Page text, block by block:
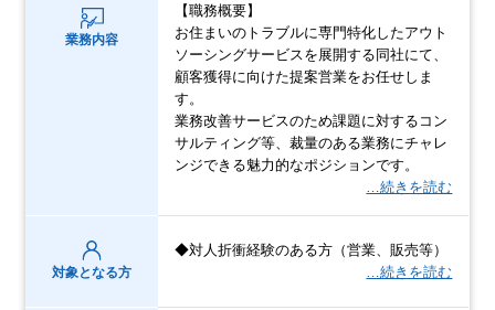
業務内容
【職務概要】
お住まいのトラブルに専門特化したアウト
ソーシングサービスを展開する同社にて、
顧客獲得に向けた提案営業をお任せしま
す。
業務改善サービスのため課題に対するコン
サルティング等、裁量のある業務にチャレ
ンジできる魅力的なポジションです。
…続きを読む
対象となる方
◆対人折衝経験のある方（営業、販売等）
…続きを読む